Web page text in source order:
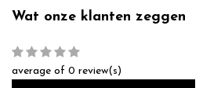
Wat onze klanten zeggen
average of 0 review(s)